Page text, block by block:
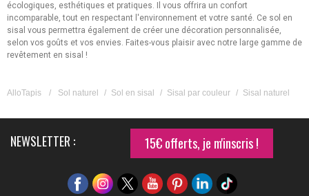
écologiques, esthétiques et pratiques. Il vous offrira un confort
incomparable, tout en respectant l'environnement et votre santé. Ce sol en
sisal vous permettra également de créer une décoration personnalisée,
selon vos goûts et vos envies. Faites-vous plaisir avec notre large gamme de
revêtement en sisal !
AlloTapis / Sol naturel / Sol en sisal / Sisal par couleur / Sisal naturel
NEWSLETTER : 15€ offerts, je m'inscris !